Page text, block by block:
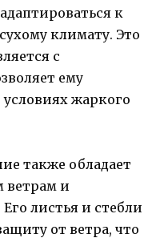
к
климату. Это
с
ему
жаркого
также обладает
ветрам и
листья и стебли
от ветра, что